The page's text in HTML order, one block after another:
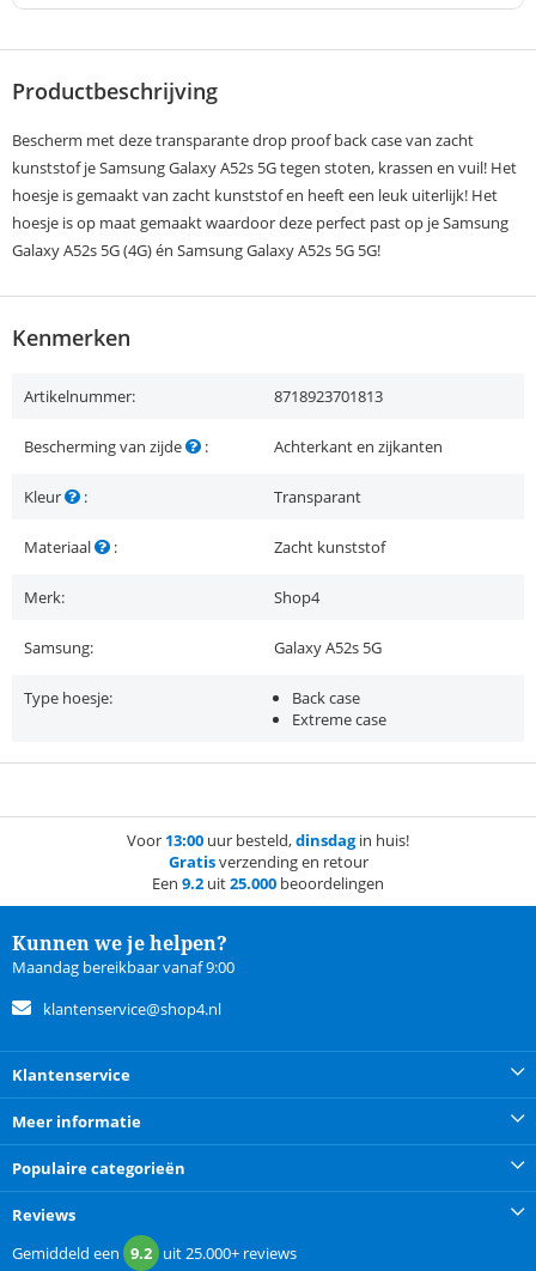
Productbeschrijving
Bescherm met deze transparante drop proof back case van zacht
kunststof je Samsung Galaxy A52s 5G tegen stoten, krassen en vuil! Het
hoesje is gemaakt van zacht kunststof en heeft een leuk uiterlijk! Het
hoesje is op maat gemaakt waardoor deze perfect past op je Samsung
Galaxy A52s 5G (4G) én Samsung Galaxy A52s 5G 5G!
Kenmerken
Artikelnummer: 8718923701813
Bescherming van zijde : Achterkant en zijkanten
Kleur : Transparant
Materiaal : Zacht kunststof
Merk: Shop4
Samsung: Galaxy A52s 5G
Type hoesje:
Back case
Extreme case
Voor 13:00 uur besteld,dinsdagin huis!
Gratisverzending en retour
Een 9.2 uit25.000 beoordelingen
Kunnen we je helpen?
Maandag bereikbaar vanaf 9:00
klantenservice@shop4.nl
Klantenservice
Meer informatie
Populaire categorieën
Reviews
Gemiddeld een 9.2 uit25.000+ reviews